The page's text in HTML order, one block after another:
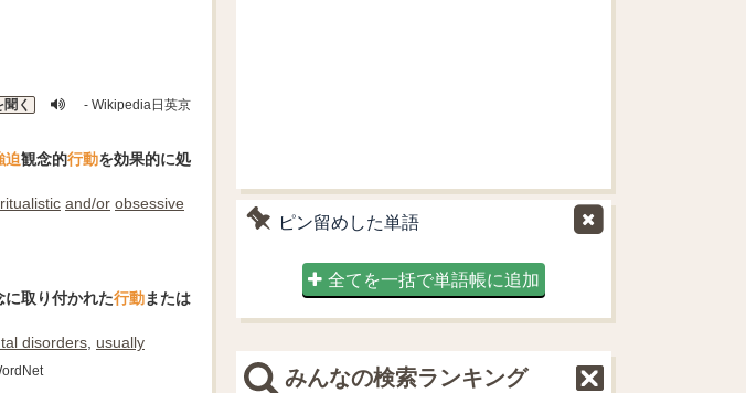
く
- Wikipedia日英京
迫観念的行動を効果的に処
ritualistic and/or obsessive
に取り付かれた行動または
disorders usually
ピン留めした単語
全てを一括で単語帳に追加
みんなの検索ランキング